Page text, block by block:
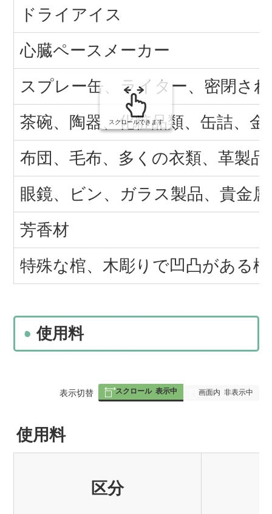
ドライアイス
心臓ペースメーカー
スプレー缶、ライター、密閉さ
茶碗、陶器、化粧品類、缶詰、
布団、毛布、多くの衣類、革製
眼鏡、ビン、ガラス製品、貴金
芳香材
特殊な棺、木彫りで凹凸がある棺
スクロールできます
使用料
表
み
表示切替 スクロール 表示中 画面内 非表示中
使用料
区分